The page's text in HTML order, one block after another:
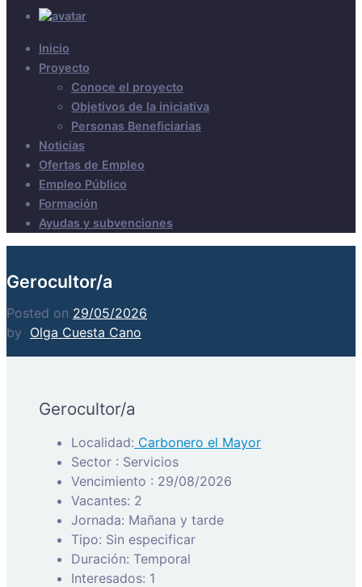
Inicio
Proyecto
Conoce el proyecto
Objetivos de la iniciativa
Personas Beneficiarias
Noticias
Ofertas de Empleo
Empleo Público
Formación
Ayudas y subvenciones
Gerocultor/a
Posted on 29/05/2026
by Olga Cuesta Cano
Gerocultor/a
Localidad: Carbonero el Mayor
Sector : Servicios
Vencimiento : 29/08/2026
Vacantes: 2
Jornada: Mañana y tarde
Tipo: Sin especificar
Duración: Temporal
Interesados: 1